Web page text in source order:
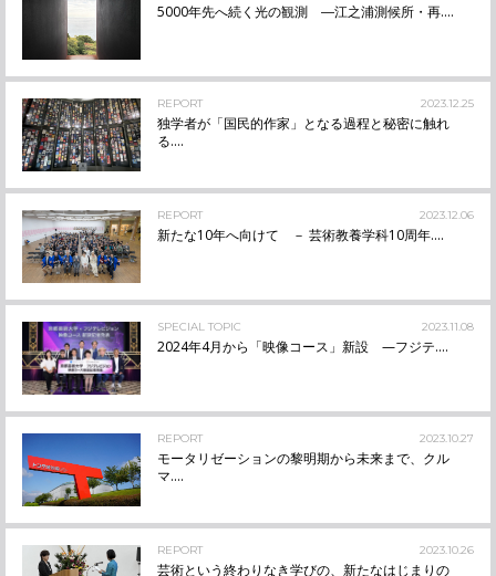
5000年先へ続く光の観測 ―江之浦測候所・再....
REPORT 2023.12.25
独学者が「国民的作家」となる過程と秘密に触れ
る....
REPORT 2023.12.06
新たな10年へ向けて － 芸術教養学科10周年....
SPECIAL TOPIC 2023.11.08
2024年4月から「映像コース」新設 —フジテ....
REPORT 2023.10.27
モータリゼーションの黎明期から未来まで、クル
マ....
REPORT 2023.10.26
芸術という終わりなき学びの、新たなはじまりの